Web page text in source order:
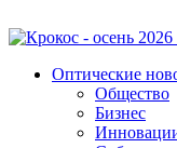
Оптические
Общество
Бизнес